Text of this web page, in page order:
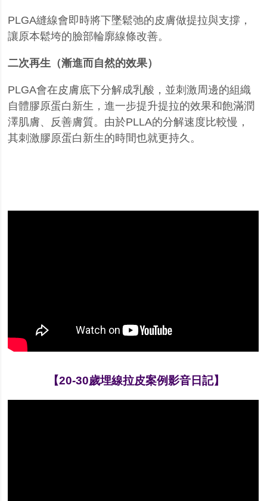
PLGA縫線會即時將下墜鬆弛的皮膚做提拉與支撐，
讓原本鬆垮的臉部輪廓線條改善。
二次再生（漸進而自然的效果）
PLGA會在皮膚底下分解成乳酸，並刺激周邊的組織
自體膠原蛋白新生，進一步提升提拉的效果和飽滿潤
澤肌膚、反善膚質。由於PLLA的分解速度比較慢，
其刺激膠原蛋白新生的時間也就更持久。
【20-30歲埋線拉皮案例影音日記】